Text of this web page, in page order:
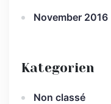
November 2016
Kategorien
Non classé